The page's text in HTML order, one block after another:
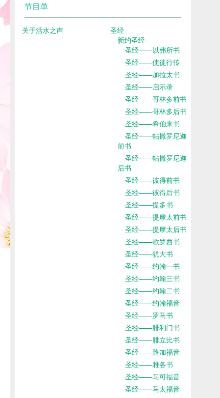
节目单
关于活水之声
圣经
新约圣经
圣经——以弗所书
圣经——使徒行传
圣经——加拉太书
圣经——启示录
圣经——哥林多前书
圣经——哥林多后书
圣经——希伯来书
圣经——帖撒罗尼迦
前书
圣经——帖撒罗尼迦
后书
圣经——彼得前书
圣经——彼得后书
圣经——提多书
圣经——提摩太前书
圣经——提摩太后书
圣经——歌罗西书
圣经——犹大书
圣经——约翰一书
圣经——约翰三书
圣经——约翰二书
圣经——约翰福音
圣经——罗马书
圣经——腓利门书
圣经——腓立比书
圣经——路加福音
圣经——雅各书
圣经——马可福音
圣经——马太福音